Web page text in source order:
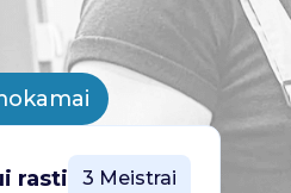
rasti 3 Meistrai